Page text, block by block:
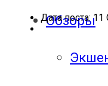
Обзоры
Дата поста: 11